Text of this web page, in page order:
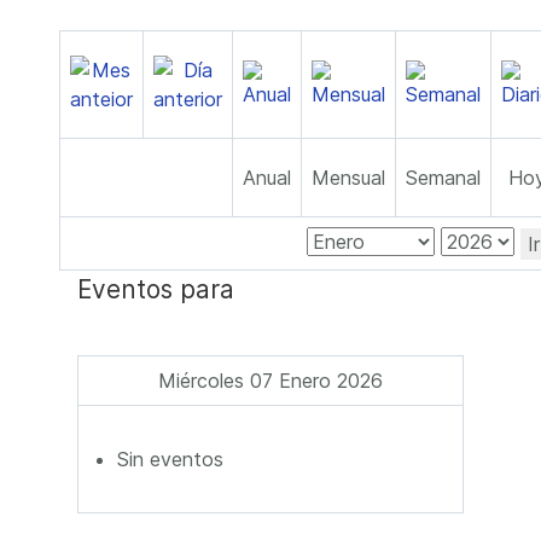
Anual Mensual Semanal
Eventos para
Miércoles 07 Enero 2026
Sin eventos